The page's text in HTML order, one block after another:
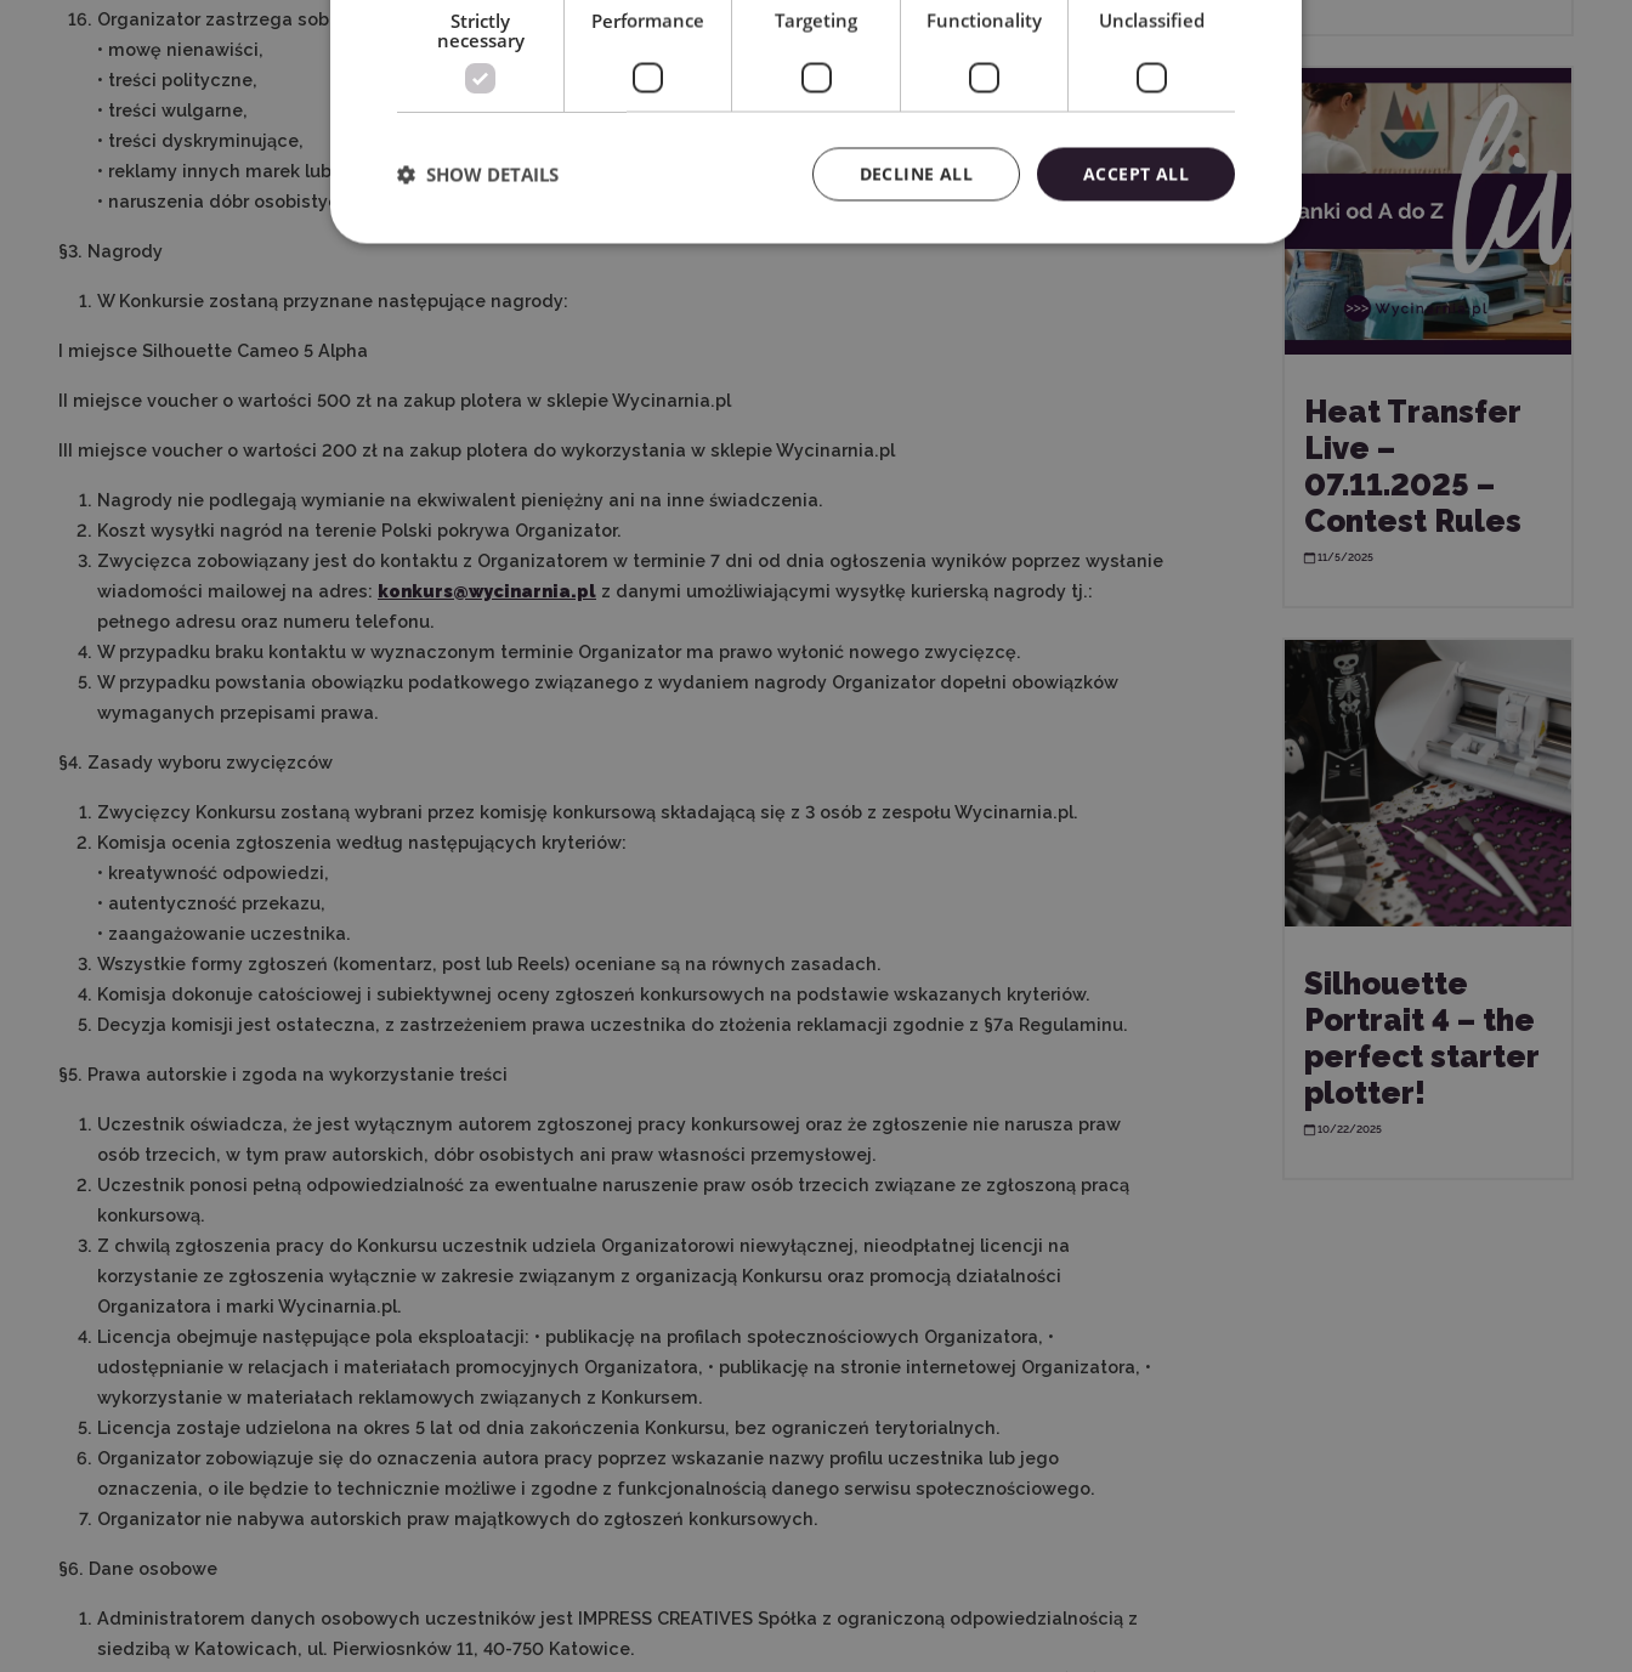
Organizator zastrzega sobie prawo do usunięcia zgłoszeń zawierających:
• mowę nienawiści,
• treści polityczne,
• treści wulgarne,
• treści dyskryminujące,
• reklamy innych marek lub produktów,
• naruszenia dóbr osobistych osób trzecich.
§3. Nagrody
W Konkursie zostaną przyznane następujące nagrody:
I miejsce Silhouette Cameo 5 Alpha
II miejsce voucher o wartości 500 zł na zakup plotera w sklepie Wycinarnia.pl
III miejsce voucher o wartości 200 zł na zakup plotera do wykorzystania w sklepie Wycinarnia.pl
Nagrody nie podlegają wymianie na ekwiwalent pieniężny ani na inne świadczenia.
Koszt wysyłki nagród na terenie Polski pokrywa Organizator.
Zwycięzca zobowiązany jest do kontaktu z Organizatorem w terminie 7 dni od dnia ogłoszenia wyników poprzez wysłanie
wiadomości mailowej na adres: konkurs@wycinarnia.pl z danymi umożliwiającymi wysyłkę kurierską nagrody tj.:
pełnego adresu oraz numeru telefonu.
W przypadku braku kontaktu w wyznaczonym terminie Organizator ma prawo wyłonić nowego zwycięzcę.
W przypadku powstania obowiązku podatkowego związanego z wydaniem nagrody Organizator dopełni obowiązków
wymaganych przepisami prawa.
§4. Zasady wyboru zwycięzców
Zwycięzcy Konkursu zostaną wybrani przez komisję konkursową składającą się z 3 osób z zespołu Wycinarnia.pl.
Komisja ocenia zgłoszenia według następujących kryteriów:
• kreatywność odpowiedzi,
• autentyczność przekazu,
• zaangażowanie uczestnika.
Wszystkie formy zgłoszeń (komentarz, post lub Reels) oceniane są na równych zasadach.
Komisja dokonuje całościowej i subiektywnej oceny zgłoszeń konkursowych na podstawie wskazanych kryteriów.
Decyzja komisji jest ostateczna, z zastrzeżeniem prawa uczestnika do złożenia reklamacji zgodnie z §7a Regulaminu.
§5. Prawa autorskie i zgoda na wykorzystanie treści
Uczestnik oświadcza, że jest wyłącznym autorem zgłoszonej pracy konkursowej oraz że zgłoszenie nie narusza praw
osób trzecich, w tym praw autorskich, dóbr osobistych ani praw własności przemysłowej.
Uczestnik ponosi pełną odpowiedzialność za ewentualne naruszenie praw osób trzecich związane ze zgłoszoną pracą
konkursową.
Z chwilą zgłoszenia pracy do Konkursu uczestnik udziela Organizatorowi niewyłącznej, nieodpłatnej licencji na
korzystanie ze zgłoszenia wyłącznie w zakresie związanym z organizacją Konkursu oraz promocją działalności
Organizatora i marki Wycinarnia.pl.
Licencja obejmuje następujące pola eksploatacji: • publikację na profilach społecznościowych Organizatora, •
udostępnianie w relacjach i materiałach promocyjnych Organizatora, • publikację na stronie internetowej Organizatora, •
wykorzystanie w materiałach reklamowych związanych z Konkursem.
Licencja zostaje udzielona na okres 5 lat od dnia zakończenia Konkursu, bez ograniczeń terytorialnych.
Organizator zobowiązuje się do oznaczenia autora pracy poprzez wskazanie nazwy profilu uczestnika lub jego
oznaczenia, o ile będzie to technicznie możliwe i zgodne z funkcjonalnością danego serwisu społecznościowego.
Organizator nie nabywa autorskich praw majątkowych do zgłoszeń konkursowych.
§6. Dane osobowe
Administratorem danych osobowych uczestników jest IMPRESS CREATIVES Spółka z ograniczoną odpowiedzialnością z
siedzibą w Katowicach, ul. Pierwiosnków 11, 40-750 Katowice.
Heat Transfer
Live –
07.11.2025 –
Contest Rules
11/5/2025
Silhouette
Portrait 4 – the
perfect starter
plotter!
10/22/2025
Strictly
necessary
Performance Targeting Functionality Unclassified
ACCEPT ALL
DECLINE ALL
SHOW DETAILS